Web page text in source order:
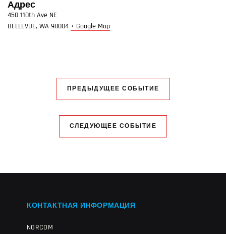
Адрес
450 110th Ave NE
BELLEVUE, WA 98004 + Google Map
ПРЕДЫДУЩЕЕ СОБЫТИЕ
СЛЕДУЮЩЕЕ СОБЫТИЕ
КОНТАКТНАЯ ИНФОРМАЦИЯ
NORCOM